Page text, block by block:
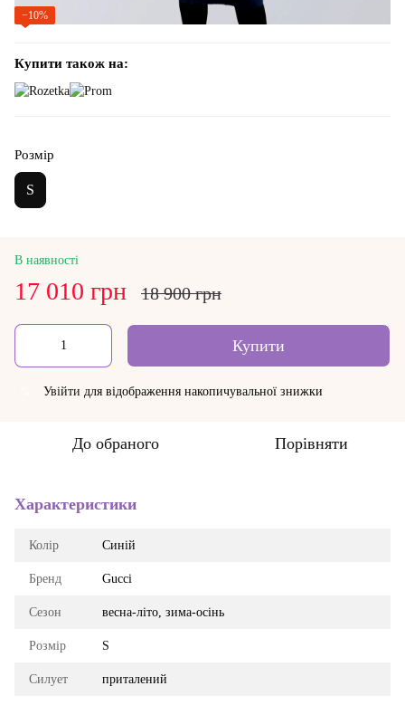
−10%
Купити також на:
Розмір
S
В наявності
17 010 грн 18 900 грн
Купити
Увійти для відображення накопичувальної знижки
До обраного Порівняти
Характеристики
Колір Синій
Бренд Gucci
Сезон весна-літо, зима-осінь
Розмір S
Силует приталений